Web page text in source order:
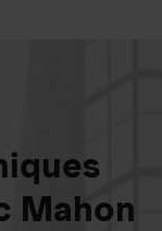
Mahon